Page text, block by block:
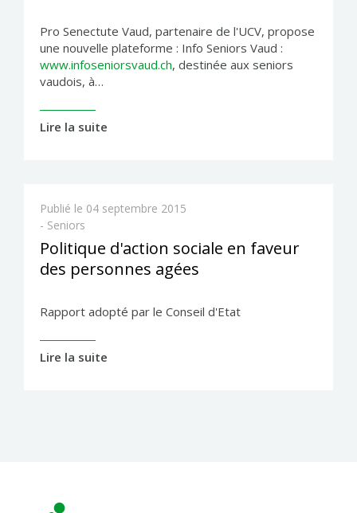
Pro Senectute Vaud, partenaire de l'UCV, propose
une nouvelle plateforme : Info Seniors Vaud :
www.infoseniorsvaud.ch, destinée aux seniors
vaudois, à…
Lire la suite
Publié le 04 septembre 2015
- Seniors
Politique d'action sociale en faveur
des personnes agées
Rapport adopté par le Conseil d'Etat
Lire la suite